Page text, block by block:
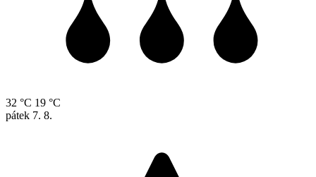
32 °C 19 °C
pátek 7. 8.